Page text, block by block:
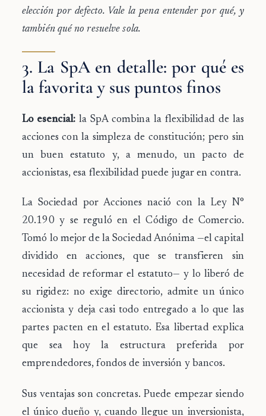
elección por defecto. Vale la pena entender por qué, y
también qué no resuelve sola.
3. La SpA en detalle: por qué es
la favorita y sus puntos finos
Lo esencial:la SpA combina la flexibilidad de las
acciones con la simpleza de constitución; pero sin
un buen estatuto y, a menudo, un pacto de
accionistas, esa flexibilidad puede jugar en contra.
La Sociedad por Acciones nació con la Ley N°
20.190 y se reguló en el Código de Comercio.
Tomó lo mejor de la Sociedad Anónima —el capital
dividido en acciones, que se transfieren sin
necesidad de reformar el estatuto— y lo liberó de
su rigidez: no exige directorio, admite un único
accionista y deja casi todo entregado a lo que las
partes pacten en el estatuto. Esa libertad explica
que sea hoy la estructura preferida por
emprendedores, fondos de inversión y bancos.
Sus ventajas son concretas. Puede empezar siendo
el único dueño y, cuando llegue un inversionista,